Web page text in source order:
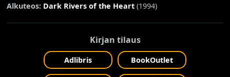
Alkuteos: Dark Rivers of the Heart (1994)
Kirjan tilaus
Adlibris BookOutlet